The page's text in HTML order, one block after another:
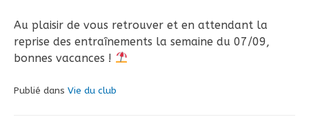
Au plaisir de vous retrouver et en attendant la
reprise des entraînements la semaine du 07/09,
bonnes vacances !
Publié dans Vie du club